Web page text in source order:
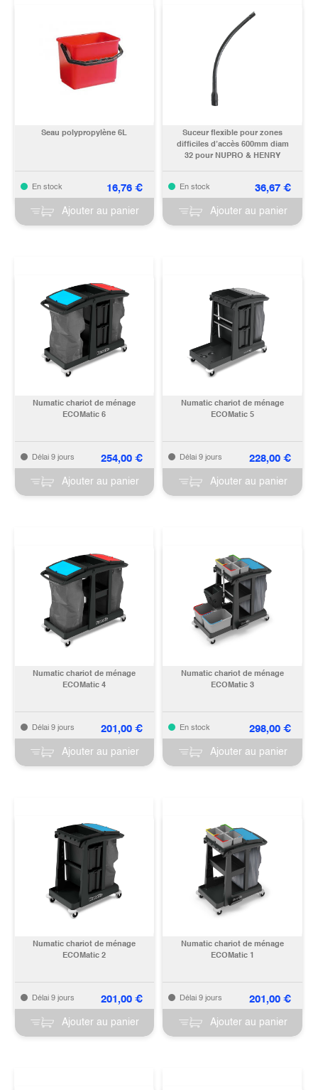
Seau polypropylène 6L
En stock 16,76€
Ajouter au panier
Suceur flexible pour zones
difficiles d’accès 600mm diam
32 pour NUPRO & HENRY
En stock 36,67€
Ajouter au panier
Numatic chariot de ménage
ECOMatic 6
Délai 9 jours 254,00€
Ajouter au panier
Numatic chariot de ménage
ECOMatic 5
Délai 9 jours 228,00€
Ajouter au panier
Numatic chariot de ménage
ECOMatic 4
Délai 9 jours 201,00€
Ajouter au panier
Numatic chariot de ménage
ECOMatic 3
En stock 298,00€
Ajouter au panier
Numatic chariot de ménage
ECOMatic 2
Délai 9 jours 201,00€
Ajouter au panier
Numatic chariot de ménage
ECOMatic 1
Délai 9 jours 201,00€
Ajouter au panier